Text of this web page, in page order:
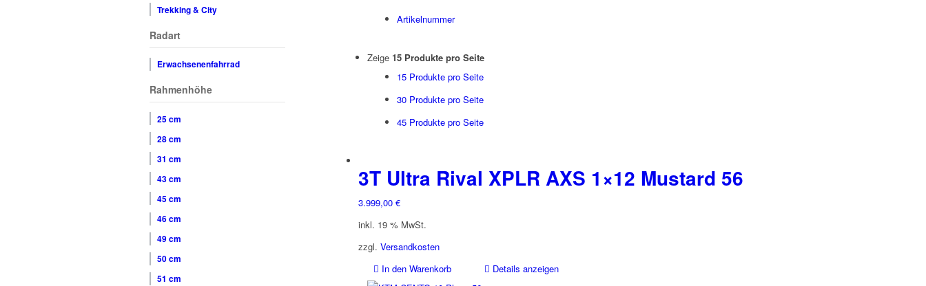
Artikelnummer
Zeige 15 Produkte pro Seite
15 Produkte pro Seite
30 Produkte pro Seite
45 Produkte pro Seite
3T Ultra Rival XPLR AXS 1×12 Mustard 56
3.999,00 €
inkl. 19 % MwSt.
zzgl. Versandkosten
In den Warenkorb
Details anzeigen
Trekking & City
Radart
Erwachsenenfahrrad
Rahmenhöhe
25 cm
28 cm
31 cm
43 cm
45 cm
46 cm
49 cm
50 cm
51 cm